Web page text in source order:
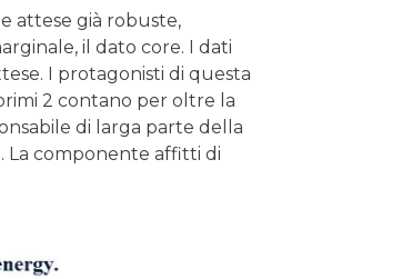
attese già robuste,
il dato core. I dati
I protagonisti di questa
2 contano per oltre la
di larga parte della
La componente affitti di